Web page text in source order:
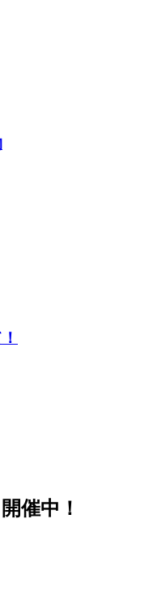
催中！